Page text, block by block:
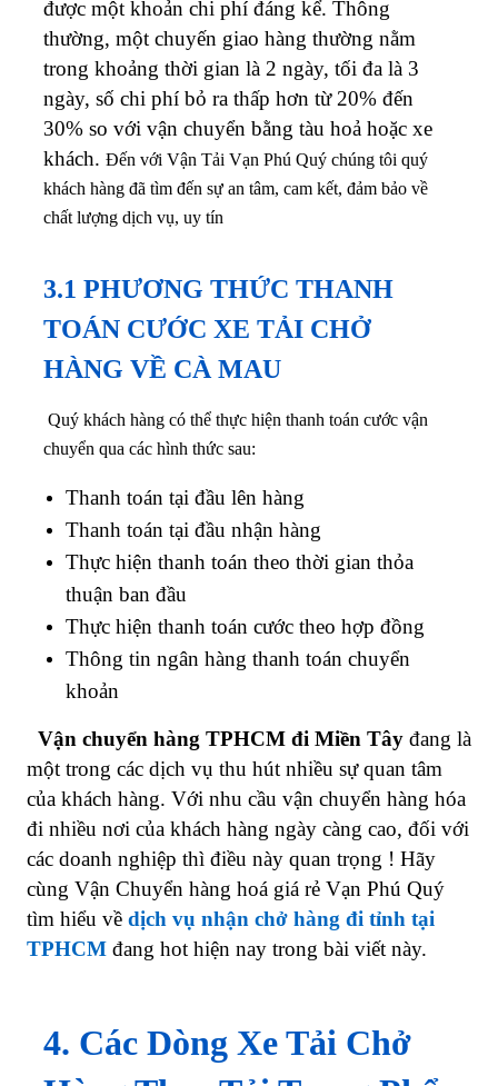
được một khoản chi phí đáng kể. Thông
thường, một chuyến giao hàng thường nằm
trong khoảng thời gian là 2 ngày, tối đa là 3
ngày, số chi phí bỏ ra thấp hơn từ 20% đến
30% so với vận chuyển bằng tàu hoả hoặc xe
khách. Đến với Vận Tải Vạn Phú Quý chúng tôi quý
khách hàng đã tìm đến sự an tâm, cam kết, đảm bảo về
chất lượng dịch vụ, uy tín
3.1 PHƯƠNG THỨC THANH
TOÁN CƯỚC XE TẢI CHỞ
HÀNG VỀ CÀ MAU
Quý khách hàng có thể thực hiện thanh toán cước vận
chuyển qua các hình thức sau:
Thanh toán tại đầu lên hàng
Thanh toán tại đầu nhận hàng
Thực hiện thanh toán theo thời gian thỏa
thuận ban đầu
Thực hiện thanh toán cước theo hợp đồng
Thông tin ngân hàng thanh toán chuyển
khoản
Vận chuyển hàng TPHCM đi Miền Tây đang là
một trong các dịch vụ thu hút nhiều sự quan tâm
của khách hàng. Với nhu cầu vận chuyển hàng hóa
đi nhiều nơi của khách hàng ngày càng cao, đối với
các doanh nghiệp thì điều này quan trọng ! Hãy
cùng Vận Chuyển hàng hoá giá rẻ Vạn Phú Quý
tìm hiểu về dịch vụ nhận chở hàng đi tỉnh tại
TPHCM đang hot hiện nay trong bài viết này.
4. Các Dòng Xe Tải Chở